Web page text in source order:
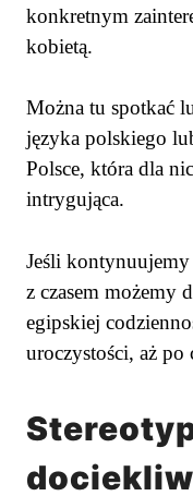
konkretnym
kobietą.
Można tu spotkać
języka polskiego
Polsce, która dla
intrygująca.
Jeśli kontynuujemy
z czasem możemy
egipskiej
uroczystości, aż po